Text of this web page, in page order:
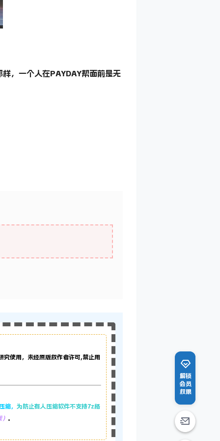
，一个人在PAYDAY帮面前是无
究使用，未经原版权作者许可,禁止用
缩， 为防止有人压缩软件不支持7z格
。
解锁
会员
权限